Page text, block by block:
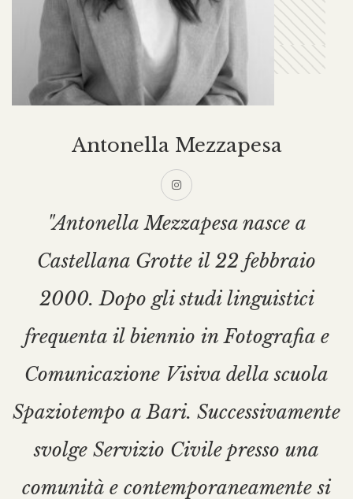
Antonella Mezzapesa
"Antonella Mezzapesa nasce a
Castellana Grotte il 22 febbraio
2000. Dopo gli studi linguistici
frequenta il biennio in Fotografia e
Comunicazione Visiva della scuola
Spaziotempo a Bari. Successivamente
svolge Servizio Civile presso una
comunità e contemporaneamente si